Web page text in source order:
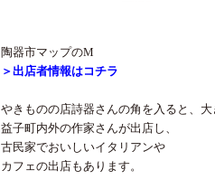
陶器市マップのM
＞出店者情報はコチラ
やきものの店詩器さんの角を入ると、
益子町内外の作家さんが出店し、
古民家でおいしいイタリアンや
カフェの出店もあります。